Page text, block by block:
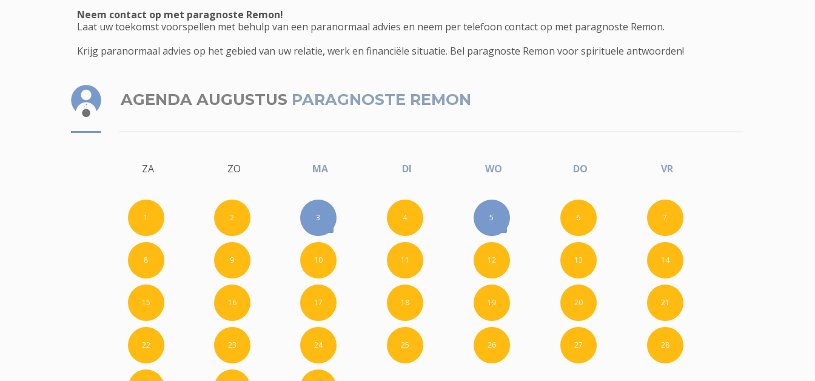
Neem contact op met paragnoste Remon!
Laat uw toekomst voorspellen met behulp van een paranormaal advies en neem per telefoon contact op met paragnoste Remon.
Krijg paranormaal advies op het gebied van uw relatie, werk en financiële situatie. Bel paragnoste Remon voor spirituele antwoorden!
AGENDA AUGUSTUS PARAGNOSTE REMON
ZA ZO MA DI WO DO VR
1 2 3 4 5 6 7
8 9 10 11 12 13 14
15 16 17 18 19 20 21
22 23 24 25 26 27 28